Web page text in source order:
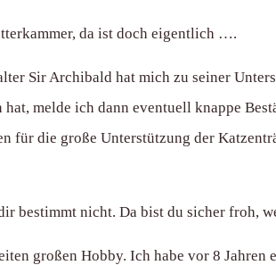
da ist doch eigentlich ….
Sir Archibald hat mich zu seiner
hat, melde ich dann eventuell knappe
für die große Unterstützung der
bestimmt nicht. Da bist du sicher froh,
großen Hobby. Ich habe vor 8